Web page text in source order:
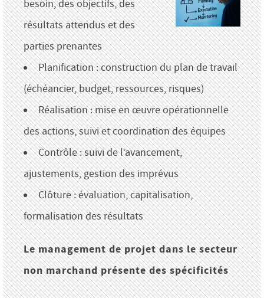
besoin, des objectifs, des
résultats attendus et des
parties prenantes
Planification : construction du plan de travail
(échéancier, budget, ressources, risques)
Réalisation : mise en œuvre opérationnelle
des actions, suivi et coordination des équipes
Contrôle : suivi de l’avancement,
ajustements, gestion des imprévus
Clôture : évaluation, capitalisation,
formalisation des résultats
Le management de projet dans le secteur
non marchand présente des spécificités